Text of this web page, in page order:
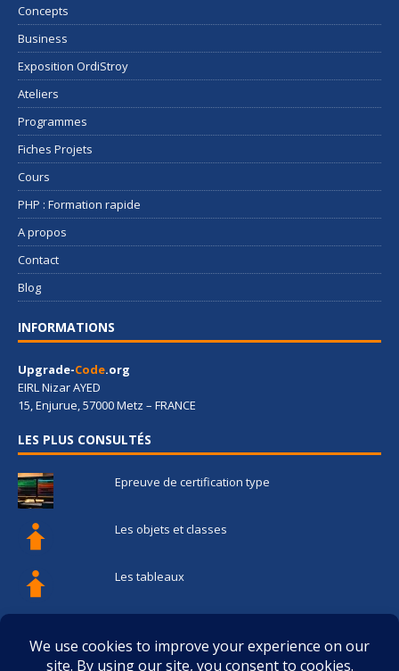
Concepts
Business
Exposition OrdiStroy
Ateliers
Programmes
Fiches Projets
Cours
PHP : Formation rapide
A propos
Contact
Blog
INFORMATIONS
Upgrade-Code.org
EIRL Nizar AYED
15, Enjurue, 57000 Metz – FRANCE
LES PLUS CONSULTÉS
Epreuve de certification type
Les objets et classes
Les tableaux